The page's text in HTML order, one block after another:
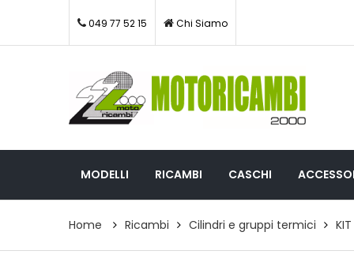
049 77 52 15 Chi Siamo
MODELLI RICAMBI CASCHI
Home Ricambi Cilindri e gruppi termici